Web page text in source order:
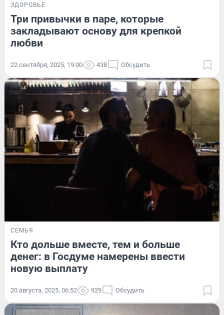
ЗДОРОВЬЕ
Три привычки в паре, которые
закладывают основу для крепкой
любви
22 сентября, 2025, 19:00 438 Обсудить
СЕМЬЯ
Кто дольше вместе, тем и больше
денег: в Госдуме намерены ввести
новую выплату
20 августа, 2025, 06:52 929 Обсудить